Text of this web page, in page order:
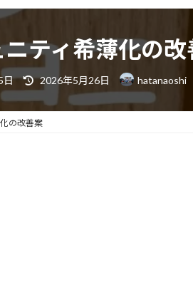
ティ希薄化の改
日
最
終
新
日
時
2026年5月26日 hatanaoshi
の改善案